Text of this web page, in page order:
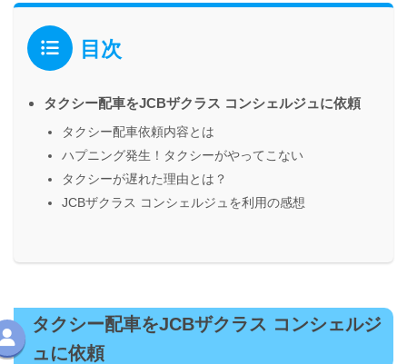
目次
タクシー配車をJCBザクラス コンシェルジュに依頼
タクシー配車依頼内容とは
ハプニング発生！タクシーがやってこない
タクシーが遅れた理由とは？
JCBザクラス コンシェルジュを利用の感想
タクシー配車をJCBザクラス コンシェルジ
ュに依頼